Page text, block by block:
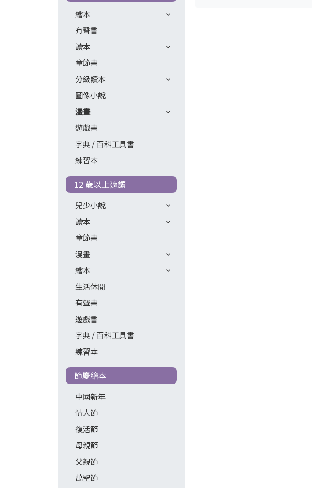
繪本
有聲書
讀本
章節書
分級讀本
圖像小說
漫畫
遊戲書
字典 / 百科工具書
練習本
12 歲以上適讀
兒少小說
讀本
章節書
漫畫
繪本
生活休閒
有聲書
遊戲書
字典 / 百科工具書
練習本
節慶繪本
中國新年
情人節
復活節
母親節
父親節
萬聖節